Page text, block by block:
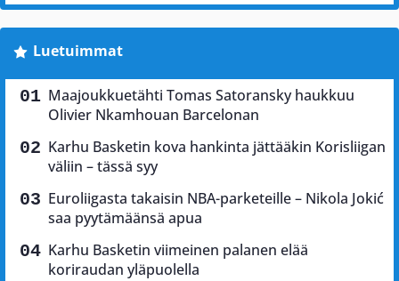
Luetuimmat
Maajoukkuetähti Tomas Satoransky haukkuu
Olivier Nkamhouan Barcelonan
Karhu Basketin kova hankinta jättääkin Korisliigan
väliin – tässä syy
Euroliigasta takaisin NBA-parketeille – Nikola Jokić
saa pyytämäänsä apua
Karhu Basketin viimeinen palanen elää
koriraudan yläpuolella